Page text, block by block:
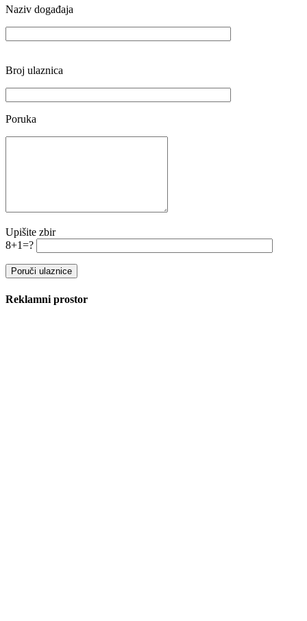
Naziv događaja
Broj ulaznica
Poruka
Upišite zbir
8+1=?
Reklamni prostor